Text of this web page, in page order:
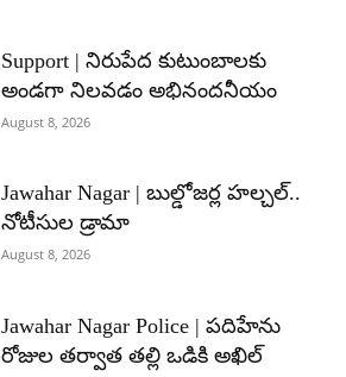
Support | నిరుపేద కుటుంబాలకు
అండగా నిలవడం అభినందనీయం
August 8, 2026
Jawahar Nagar | బుల్డోజర్ల హల్చల్..
నోటీసుల డ్రామా
August 8, 2026
Jawahar Nagar Police | పదిహేను
రోజుల తర్వాత తల్లి ఒడికి అఖిల్